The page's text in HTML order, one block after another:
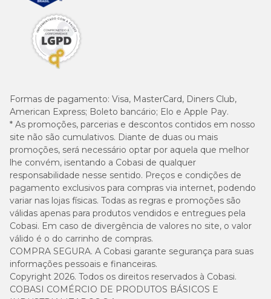
Formas de pagamento: Visa, MasterCard, Diners Club,
American Express; Boleto bancário; Elo e Apple Pay.
* As promoções, parcerias e descontos contidos em nosso
site não são cumulativos. Diante de duas ou mais
promoções, será necessário optar por aquela que melhor
lhe convém, isentando a Cobasi de qualquer
responsabilidade nesse sentido. Preços e condições de
pagamento exclusivos para compras via internet, podendo
variar nas lojas físicas. Todas as regras e promoções são
válidas apenas para produtos vendidos e entregues pela
Cobasi. Em caso de divergência de valores no site, o valor
válido é o do carrinho de compras.
COMPRA SEGURA. A Cobasi garante segurança para suas
informações pessoais e financeiras.
Copyright 2026. Todos os direitos reservados à Cobasi.
COBASI COMÉRCIO DE PRODUTOS BÁSICOS E